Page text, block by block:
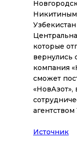
Никитиным
которые
вернулись
компания
сможет
Источник